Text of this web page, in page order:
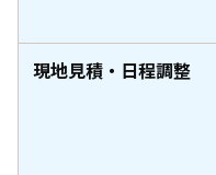
現地見積・日程調整